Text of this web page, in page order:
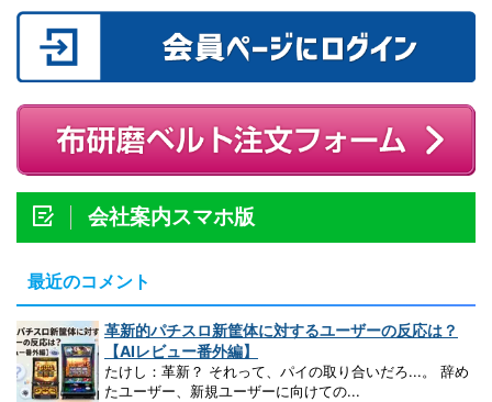
会社案内スマホ版
最近のコメント
革新的パチスロ新筐体に対するユーザーの反応は？
【AIレビュー番外編】
たけし：革新？ それって、パイの取り合いだろ...。 辞め
たユーザー、新規ユーザーに向けての...